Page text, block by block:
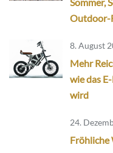
Outdoor-
8. August
Mehr
wie das
wird
24.
Fröhliche